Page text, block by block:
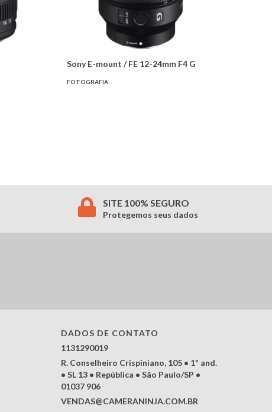
Sony E-mount / FE 12-24mm F4 G
FOTOGRAFIA
SITE 100% SEGURO
Protegemos seus dados
DADOS DE CONTATO
1131290019
R. Conselheiro Crispiniano, 105 • 1º and.
• SL 13 • República • São Paulo/SP •
01037 906
VENDAS@CAMERANINJA.COM.BR